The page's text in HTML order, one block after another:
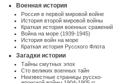
Военная история
Россия в первой мировой войне
История второй мировой войны
Краткая история военных сражений
Война на море (1939-1945)
История войн на море
Краткая история Русского Флота
Загадки истории
Тайны смутных эпох
Сто великих военных тайн
Неизвестные страницы русско-